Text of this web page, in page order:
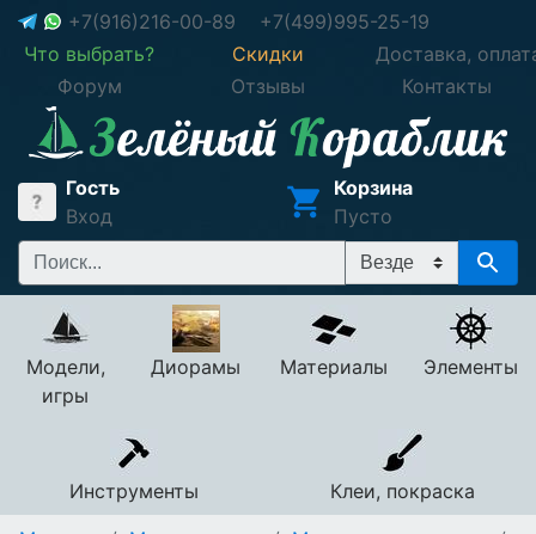
+7(916)216-00-89
+7(499)995-25-19
Что выбрать?
Скидки
Доставка,
Форум
Отзывы Контакты
Гость
Вход
Корзина
Пусто
Модели,
игры
Диорамы Материалы Элементы
Инструменты
Клеи, покраска